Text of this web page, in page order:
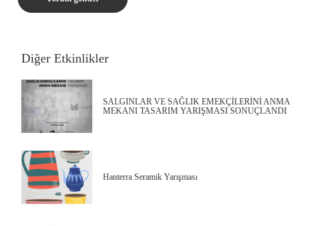
Diğer Etkinlikler
SALGINLAR VE SAĞLIK EMEKÇİLERİNİ ANMA
MEKANI TASARIM YARIŞMASI SONUÇLANDI
Hanterra Seramik Yarışması